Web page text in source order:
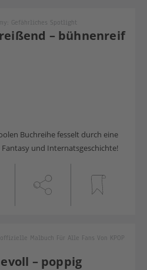
– bühnenreif
Gefährliches Spotlight
Buchreihe fesselt durch eine
und Internatsgeschichte!
– poppig
Malbuch Für Alle Fans Von KPOP